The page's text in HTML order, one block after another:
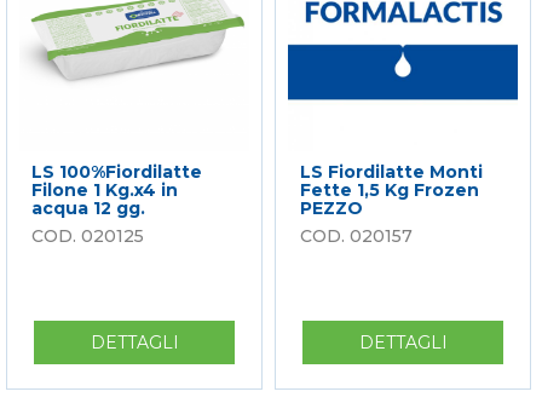
LS 100%Fiordilatte
Filone 1 Kg.x4 in
acqua 12 gg.
020125
DETTAGLI
LS
100%FIORDILATTE
LS Fiordilatte Monti
Fette 1,5 Kg Frozen
PEZZO
020157
DETTAGLI
LS